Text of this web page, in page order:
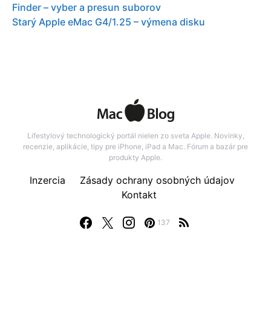
Finder – vyber a presun suborov
Starý Apple eMac G4/1.25 – výmena disku
Lifestylový technologický portál nielen zo sveta Apple. Novinky,
recenzie, aplikácie, tipy pre iPhone, iPad a Mac. Fórum a bazár pre
produkty Apple.
137
Inzercia
Zásady ochrany osobných údajov
Kontakt